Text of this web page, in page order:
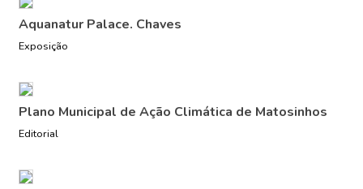
Aquanatur Palace. Chaves
Exposição
Plano Municipal de Ação Climática de Matosinhos
Editorial